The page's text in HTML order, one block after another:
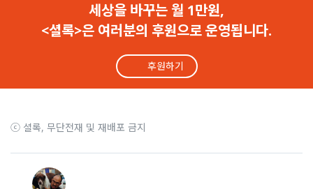
법원 ‘택시기사 살인사건’ 재심 개시
‘살인자의 자식’이라니..이 고통을 아십니까
6화 끝이 휘어진 칼, 어디로 사라졌을까
세상을 바꾸는 월 1만원,
<셜록>은 여러분의 후원으로 운영됩니다.
후원하기
ⓒ 셜록, 무단전재 및 재배포 금지